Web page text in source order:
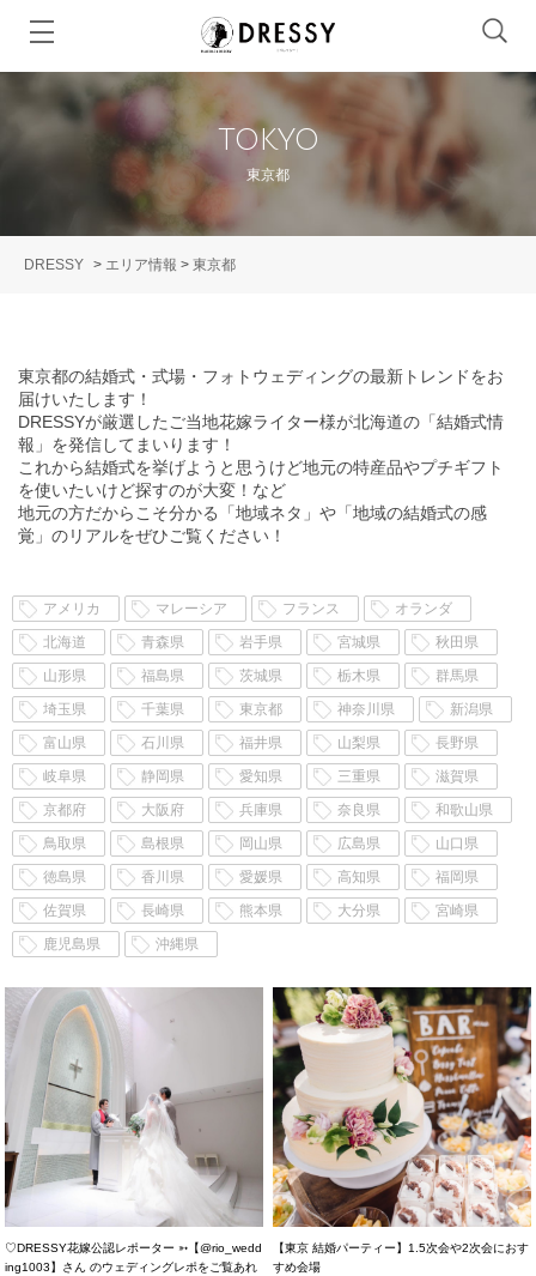
TOKYO
東京都
DRESSY > エリア情報 > 東京都
東京都の結婚式・式場・フォトウェディングの最新トレンドをお
届けいたします！
DRESSYが厳選したご当地花嫁ライター様が北海道の「結婚式情
報」を発信してまいります！
これから結婚式を挙げようと思うけど地元の特産品やプチギフト
を使いたいけど探すのが大変！など
地元の方だからこそ分かる「地域ネタ」や「地域の結婚式の感
覚」のリアルをぜひご覧ください！
アメリカ マレーシア フランス
オランダ
北海道
青森県 岩手県 宮城県
秋田県
山形県
福島県 茨城県 栃木県
群馬県
埼玉県
千葉県 東京都 神奈川県
新潟県
富山県
石川県 福井県 山梨県
長野県
岐阜県
静岡県 愛知県 三重県
滋賀県
京都府
大阪府 兵庫県 奈良県
和歌山県
鳥取県
島根県 岡山県 広島県
山口県
徳島県
香川県 愛媛県 高知県
福岡県
佐賀県
長崎県 熊本県 大分県
宮崎県
鹿児島県
沖縄県
♡DRESSY花嫁公認レポーター ➳【@rio_wedd
ing1003】さん のウェディングレポをご覧あれ
【東京 結婚パーティー】1.5次会や2次会におす
すめ会場